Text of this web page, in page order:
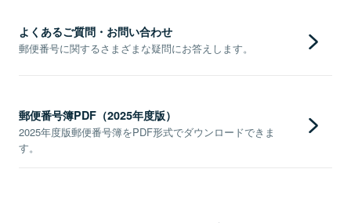
よくあるご質問・お問い合わせ
郵便番号に関するさまざまな疑問にお答えします。
郵便番号簿PDF（2025年度版）
2025年度版郵便番号簿をPDF形式でダウンロードできま
す。